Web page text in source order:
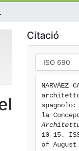
Concepció'
Citació
la
10-15.
of